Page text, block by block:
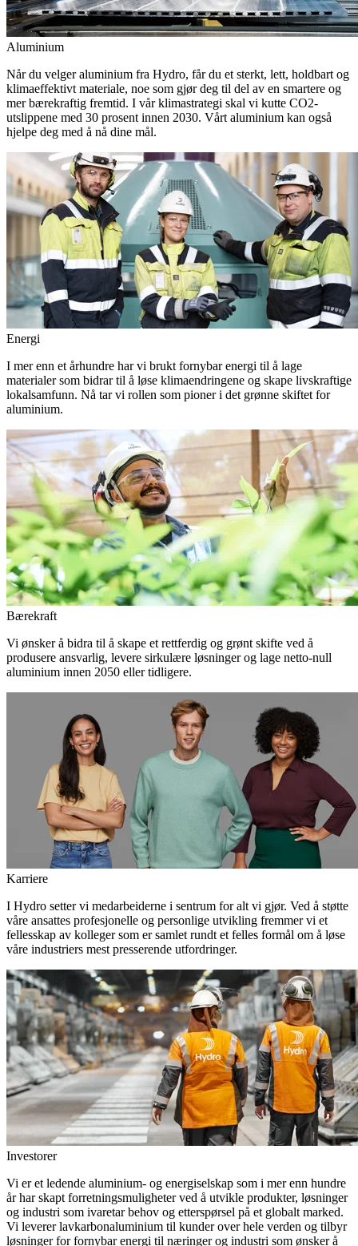
Aluminium
Når du velger aluminium fra Hydro, får du et sterkt, lett, holdbart og
klimaeffektivt materiale, noe som gjør deg til del av en smartere og
mer bærekraftig fremtid. I vår klimastrategi skal vi kutte CO2-
utslippene med 30 prosent innen 2030. Vårt aluminium kan også
hjelpe deg med å nå dine mål.
Energi
I mer enn et århundre har vi brukt fornybar energi til å lage
materialer som bidrar til å løse klimaendringene og skape livskraftige
lokalsamfunn. Nå tar vi rollen som pioner i det grønne skiftet for
aluminium.
Bærekraft
Vi ønsker å bidra til å skape et rettferdig og grønt skifte ved å
produsere ansvarlig, levere sirkulære løsninger og lage netto-null
aluminium innen 2050 eller tidligere.
Karriere
I Hydro setter vi medarbeiderne i sentrum for alt vi gjør. Ved å støtte
våre ansattes profesjonelle og personlige utvikling fremmer vi et
fellesskap av kolleger som er samlet rundt et felles formål om å løse
våre industriers mest presserende utfordringer.
Investorer
Vi er et ledende aluminium- og energiselskap som i mer enn hundre
år har skapt forretningsmuligheter ved å utvikle produkter, løsninger
og industri som ivaretar behov og etterspørsel på et globalt marked.
Vi leverer lavkarbonaluminium til kunder over hele verden og tilbyr
løsninger for fornybar energi til næringer og industri som ønsker å